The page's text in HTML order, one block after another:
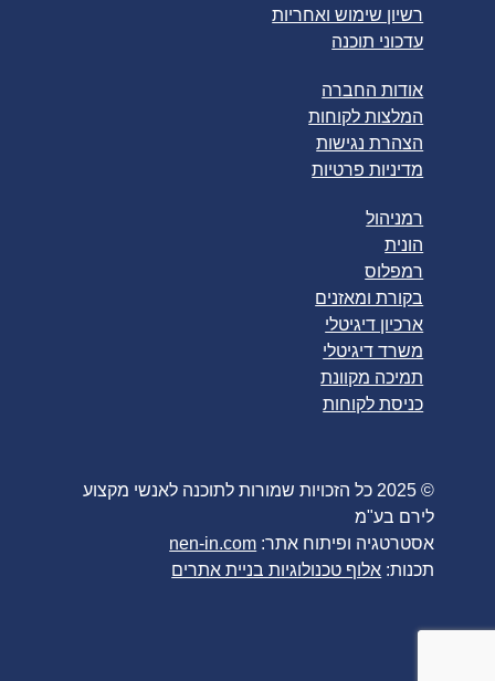
רשיון שימוש ואחריות
עדכוני תוכנה
אודות החברה
המלצות לקוחות
הצהרת נגישות
מדיניות פרטיות
רמניהול
הונית
רמפלוס
בקורת ומאזנים
ארכיון דיגיטלי
משרד דיגיטלי
תמיכה מקוונת
כניסת לקוחות
© 2025 כל הזכויות שמורות לתוכנה לאנשי מקצוע
לירם בע"מ
אסטרטגיה ופיתוח אתר: nen-in.com
תכנות: אלוף טכנולוגיות בניית אתרים